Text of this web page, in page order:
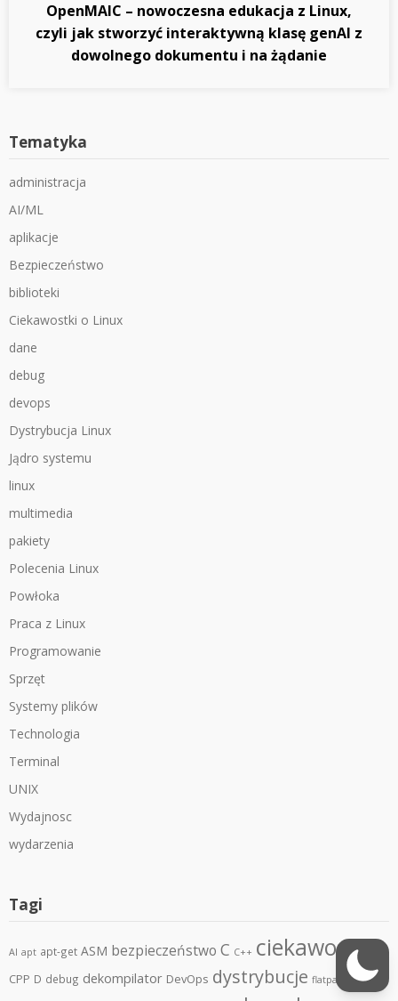
OpenMAIC – nowoczesna edukacja z Linux,
czyli jak stworzyć interaktywną klasę genAI z
dowolnego dokumentu i na żądanie
Tematyka
administracja
AI/ML
aplikacje
Bezpieczeństwo
biblioteki
Ciekawostki o Linux
dane
debug
devops
Dystrybucja Linux
Jądro systemu
linux
multimedia
pakiety
Polecenia Linux
Powłoka
Praca z Linux
Programowanie
Sprzęt
Systemy plików
Technologia
Terminal
UNIX
Wydajnosc
wydarzenia
Tagi
AI apt apt-get ASM bezpieczeństwo C C++ ciekawostki
CPP D debug dekompilator DevOps dystrybucje flatpak gaming